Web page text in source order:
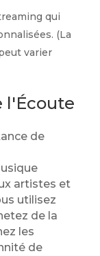
qui
(La
varier
l'Écoute
de
artistes et
utilisez
de la
les
de